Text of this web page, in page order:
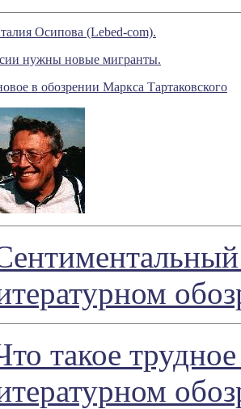
Осипова (Lebed-com).
нужны новые мигранты.
в обозрении Маркса Тартаковского
такое